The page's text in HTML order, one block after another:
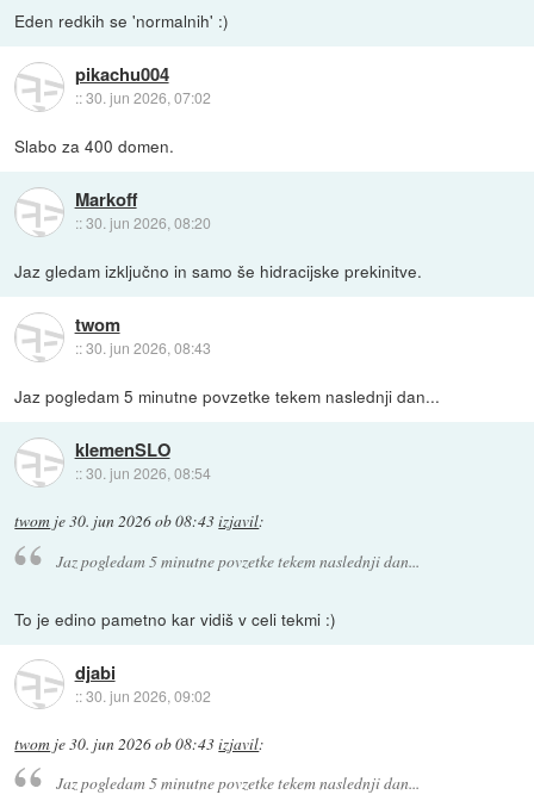
Eden redkih se 'normalnih' :)
pikachu004
::30. jun 2026, 07:02
Slabo za 400 domen.
Markoff
::30. jun 2026, 08:20
Jaz gledam izključno in samo še hidracijske prekinitve.
twom
::30. jun 2026, 08:43
Jaz pogledam 5 minutne povzetke tekem naslednji dan...
klemenSLO
::30. jun 2026, 08:54
twom je30. jun 2026 ob 08:43izjavil:
Jaz pogledam 5 minutne povzetke tekem naslednji dan...
To je edino pametno kar vidiš v celi tekmi :)
djabi
::30. jun 2026, 09:02
twom je30. jun 2026 ob 08:43izjavil:
Jaz pogledam 5 minutne povzetke tekem naslednji dan...